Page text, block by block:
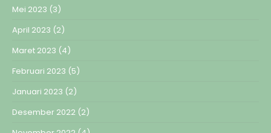
Mei 2023 (3)
April 2023 (2)
Maret 2023 (4)
Februari 2023 (5)
Januari 2023 (2)
Desember 2022 (2)